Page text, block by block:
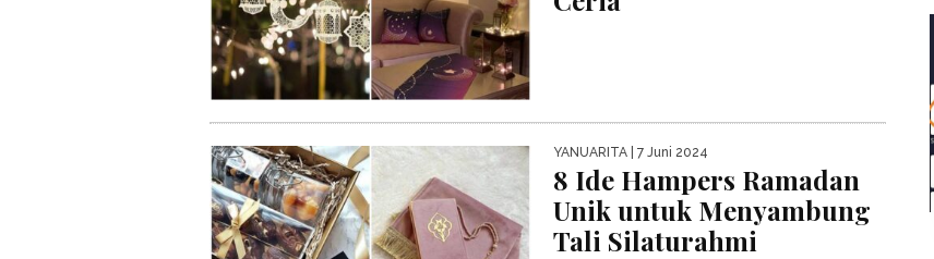
YANUARITA | 7 Juni 2024
8 Ide Hampers Ramadan
Unik untuk Menyambung
Tali Silaturahmi